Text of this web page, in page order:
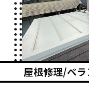
屋根修理/ベ